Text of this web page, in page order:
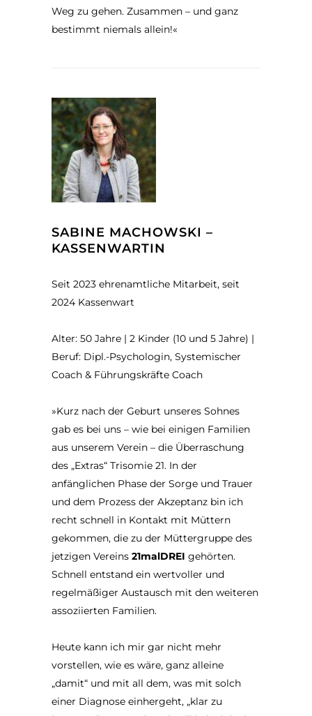
Weg zu gehen. Zusammen – und ganz
bestimmt niemals allein!«
SABINE MACHOWSKI –
KASSENWARTIN
Seit 2023 ehrenamtliche Mitarbeit, seit
2024 Kassenwart
Alter: 50 Jahre | 2 Kinder (10 und 5 Jahre) |
Beruf: Dipl.-Psychologin, Systemischer
Coach & Führungskräfte Coach
»Kurz nach der Geburt unseres Sohnes
gab es bei uns – wie bei einigen Familien
aus unserem Verein – die Überraschung
des „Extras“ Trisomie 21. In der
anfänglichen Phase der Sorge und Trauer
und dem Prozess der Akzeptanz bin ich
recht schnell in Kontakt mit Müttern
gekommen, die zu der Müttergruppe des
jetzigen Vereins 21malDREI gehörten.
Schnell entstand ein wertvoller und
regelmäßiger Austausch mit den weiteren
assoziierten Familien.
Heute kann ich mir gar nicht mehr
vorstellen, wie es wäre, ganz alleine
„damit“ und mit all dem, was mit solch
einer Diagnose einhergeht, „klar zu